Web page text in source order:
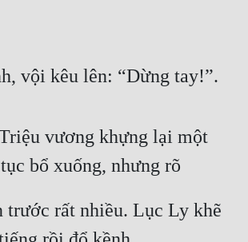
vội kêu lên: “Dừng tay!”.
vương khựng lại một
bổ xuống, nhưng rõ
trước rất nhiều. Lục Ly khẽ